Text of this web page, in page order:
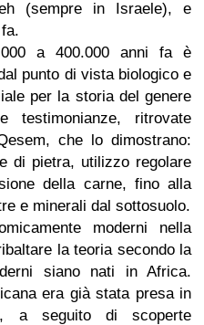
(sempre in Israele), e
a 400.000 anni fa è
punto di vista biologico e
per la storia del genere
ritrovate
che lo dimostrano:
di pietra, utilizzo regolare
della carne, fino alla
e minerali dal sottosuolo.
moderni nella
la teoria secondo la
siano nati in Africa.
era già stata presa in
a seguito di scoperte